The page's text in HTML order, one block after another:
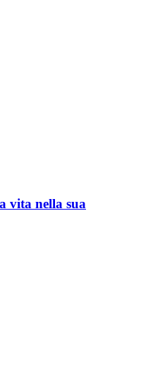
vita nella sua